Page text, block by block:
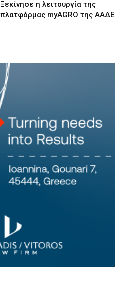
Ξεκίνησε η λειτουργία της
πλατφόρμας myAGRO της ΑΑΔΕ